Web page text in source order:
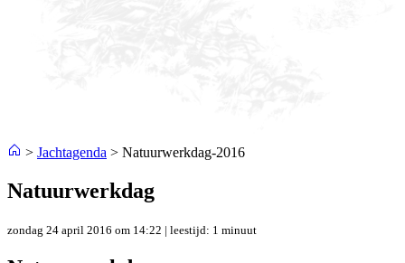
> Jachtagenda > Natuurwerkdag-2016
Natuurwerkdag
zondag 24 april 2016 om 14:22 | leestijd: 1 minuut